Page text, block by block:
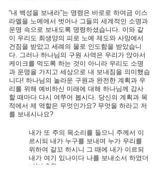
“내 백성을 보내라”는 명령은 바로로 하여금 이스
라엘을 노예에서 벗어나 그들의 세계적인 소명과
운명 속으로 보내도록 명령하셨습니다. 이와 같
이 우리도 희생양의 피로 노예 제도와 사망에서
건짐을 받았고 세례의 물로 인도함을 받았습니
다. 그러나 하나님의 구원 사역은 우리가 앉아서
케이크를 먹도록 하는 것이 아니라 우리도 소명
과 운명을 가지고 세상으로 내 보내짐을 의미했습
니다! 하나님의 놀라운 구원과 완전한 계획과 우
리를 위해 예비하신 미래에 대해 하나님께 감사
할 때마다 다시 여쭈어 봅시다. 당신의 계획과 목
적에서 제 역할은 무엇인가요? 무엇을 하라고 저
를 보내시나요?
내가 또 주의 목소리를 들으니 주께서 이
르시되 내가 누구를 보내며 누가 우리를
위하여 갈꼬 하시니 그 때에 내가 이르되
내가 여기 있나이다 나를 보내소서 하였더
니(사 6:8).